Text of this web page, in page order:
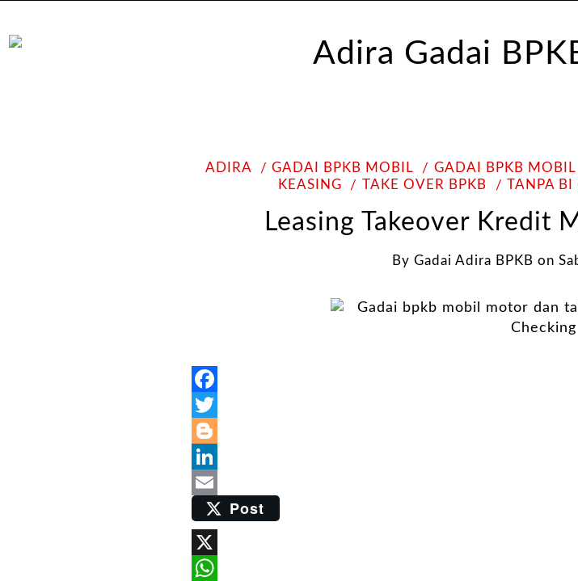
ADIRA GADAI BPKB MOBIL GADAI BPKB MOBIL
KEASING
TAKE OVER BPKB TANPA
Leasing Takeover Kredit
By Gadai Adira BPKB on
Facebook
Twitter
Blogger
LinkedIn
Email Post
X